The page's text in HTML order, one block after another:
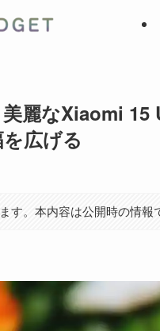
美麗なXiaomi
広げる
す。本内容は公開時の情報